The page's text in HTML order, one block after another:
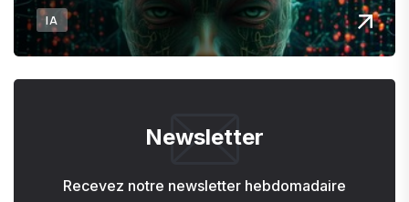
IA
Newsletter
Recevez notre newsletter hebdomadaire